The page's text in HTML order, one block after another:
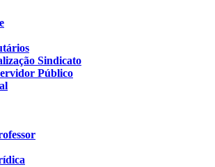
Sindicato
Público